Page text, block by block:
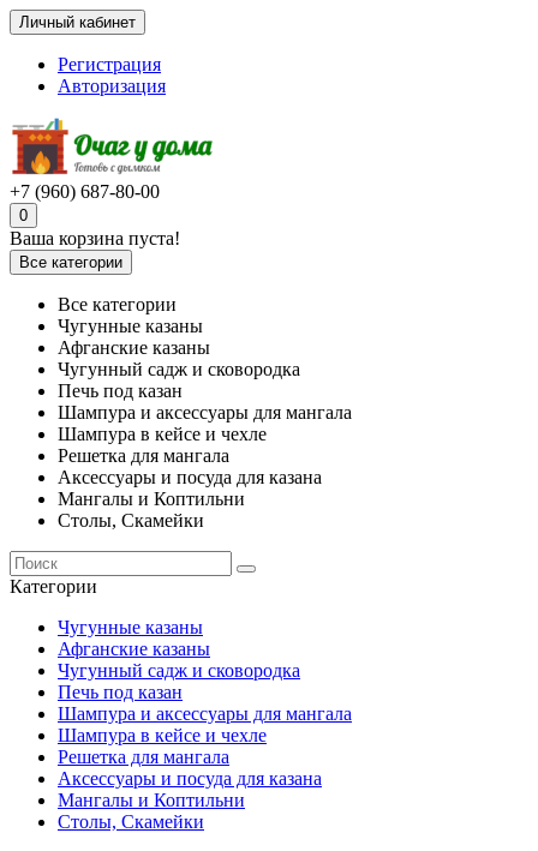
Личный кабинет
Регистрация
Авторизация
+7 (960) 687-80-00
0
Ваша корзина пуста!
Все категории
Все категории
Чугунные казаны
Афганские казаны
Чугунный садж и сковородка
Печь под казан
Шампура и аксессуары для мангала
Шампура в кейсе и чехле
Решетка для мангала
Аксессуары и посуда для казана
Мангалы и Коптильни
Столы, Скамейки
Категории
Чугунные казаны
Афганские казаны
Чугунный садж и сковородка
Печь под казан
Шампура и аксессуары для мангала
Шампура в кейсе и чехле
Решетка для мангала
Аксессуары и посуда для казана
Мангалы и Коптильни
Столы, Скамейки